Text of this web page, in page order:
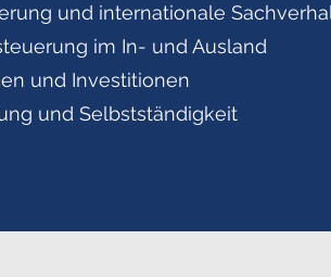
und internationale
im In- und Ausland
und Investitionen
und Selbstständigkeit